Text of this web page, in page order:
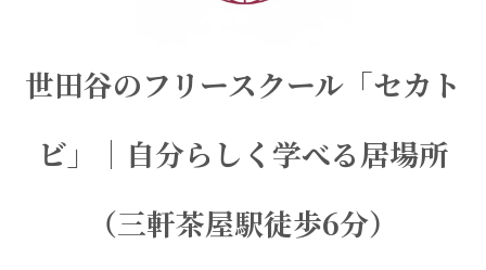
世田谷のフリースクール「セカト
ビ」｜自分らしく学べる居場所
（三軒茶屋駅徒歩6分）